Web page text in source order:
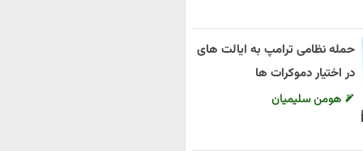
حمله نظامی ترامپ به ایالت های
در اختیار دموکرات ها
هومن سلیمیان